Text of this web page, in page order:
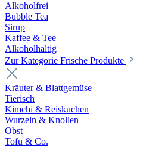
Alkoholfrei
Bubble Tea
Sirup
Kaffee & Tee
Alkoholhaltig
Zur Kategorie Frische Produkte
Kräuter & Blattgemüse
Tierisch
Kimchi & Reiskuchen
Wurzeln & Knollen
Obst
Tofu & Co.